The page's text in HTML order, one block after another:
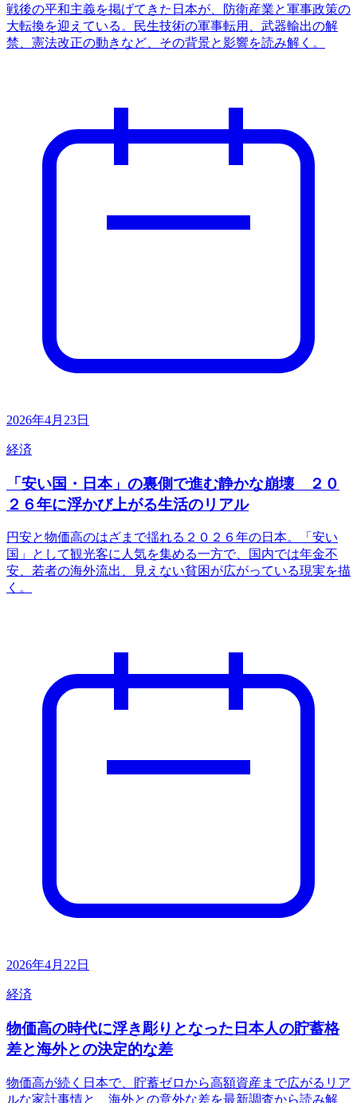
戦後の平和主義を掲げてきた日本が、防衛産業と軍事政策の
大転換を迎えている。民生技術の軍事転用、武器輸出の解
禁、憲法改正の動きなど、その背景と影響を読み解く。
2026年4月23日
経済
「安い国・日本」の裏側で進む静かな崩壊 ２０
２６年に浮かび上がる生活のリアル
円安と物価高のはざまで揺れる２０２６年の日本。「安い
国」として観光客に人気を集める一方で、国内では年金不
安、若者の海外流出、見えない貧困が広がっている現実を描
く。
2026年4月22日
経済
物価高の時代に浮き彫りとなった日本人の貯蓄格
差と海外との決定的な差
物価高が続く日本で、貯蓄ゼロから高額資産まで広がるリア
ルな家計事情と、海外との意外な差を最新調査から読み解